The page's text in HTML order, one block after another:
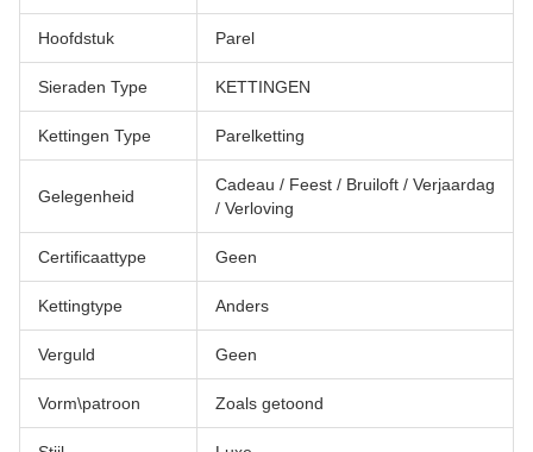
Hoofdstuk Parel
Sieraden Type KETTINGEN
Kettingen Type Parelketting
Gelegenheid
Cadeau / Feest / Bruiloft / Verjaardag
/ Verloving
Certificaattype Geen
Kettingtype Anders
Verguld Geen
Vorm\patroon Zoals getoond